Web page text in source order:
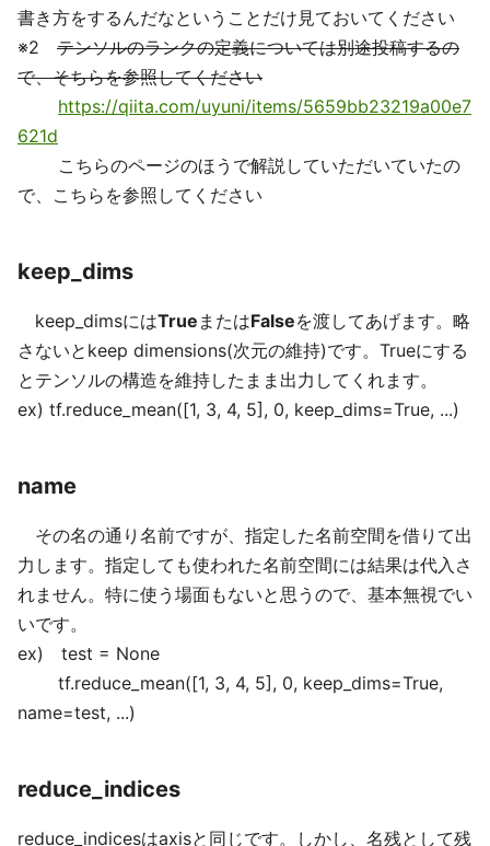
書き方をするんだなということだけ見ておいてください
※2 テンソルのランクの定義については別途投稿するの
で、そちらを参照してください
https://qiita.com/uyuni/items/5659bb23219a00e7
621d
こちらのページのほうで解説していただいていたの
で、こちらを参照してください
keep_dims
keep_dimsにはTrue またはFalseを渡してあげます。略
さないとkeep dimensions(次元の維持)です。Trueにする
とテンソルの構造を維持したまま出力してくれます。
ex) tf.reduce_mean([1, 3, 4, 5], 0, keep_dims=True, ...)
name
その名の通り名前ですが、指定した名前空間を借りて出
力します。指定しても使われた名前空間には結果は代入さ
れません。特に使う場面もないと思うので、基本無視でい
いです。
ex) test = None
tf.reduce_mean([1, 3, 4, 5], 0, keep_dims=True,
name=test, ...)
reduce_indices
reduce_indicesはaxisと同じです。しかし、名残として残